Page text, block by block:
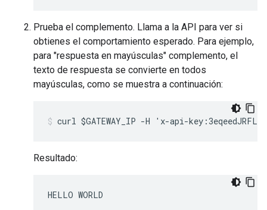
Prueba el complemento. Llama a la API para ver si
obtienes el comportamiento esperado. Para ejemplo,
para "respuesta en mayúsculas" complemento, el
texto de respuesta se convierte en todos
mayúsculas, como se muestra a continuación:
curl $GATEWAY_IP -H 'x-api-
Resultado: